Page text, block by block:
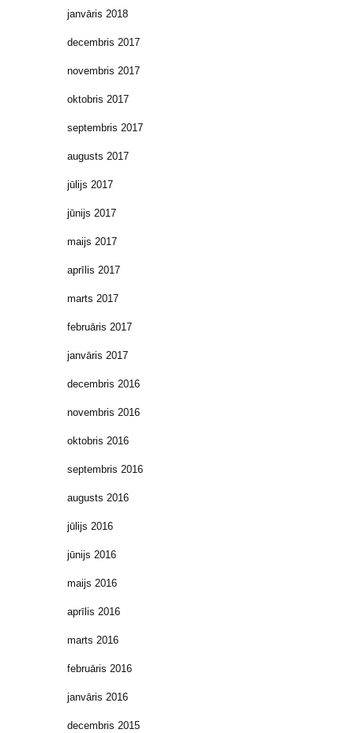
janvāris 2018
decembris 2017
novembris 2017
oktobris 2017
septembris 2017
augusts 2017
jūlijs 2017
jūnijs 2017
maijs 2017
aprīlis 2017
marts 2017
februāris 2017
janvāris 2017
decembris 2016
novembris 2016
oktobris 2016
septembris 2016
augusts 2016
jūlijs 2016
jūnijs 2016
maijs 2016
aprīlis 2016
marts 2016
februāris 2016
janvāris 2016
decembris 2015